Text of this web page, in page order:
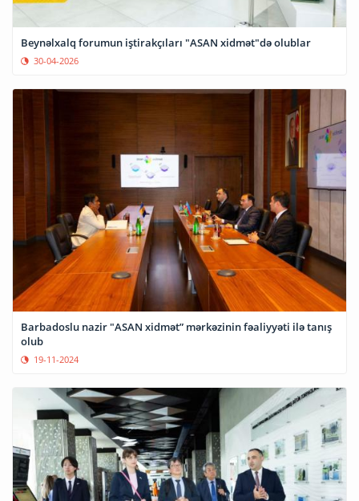
Beynəlxalq forumun iştirakçıları "ASAN xidmət"də olublar
30-04-2026
Barbadoslu nazir "ASAN xidmət” mərkəzinin fəaliyyəti ilə tanış
olub
19-11-2024